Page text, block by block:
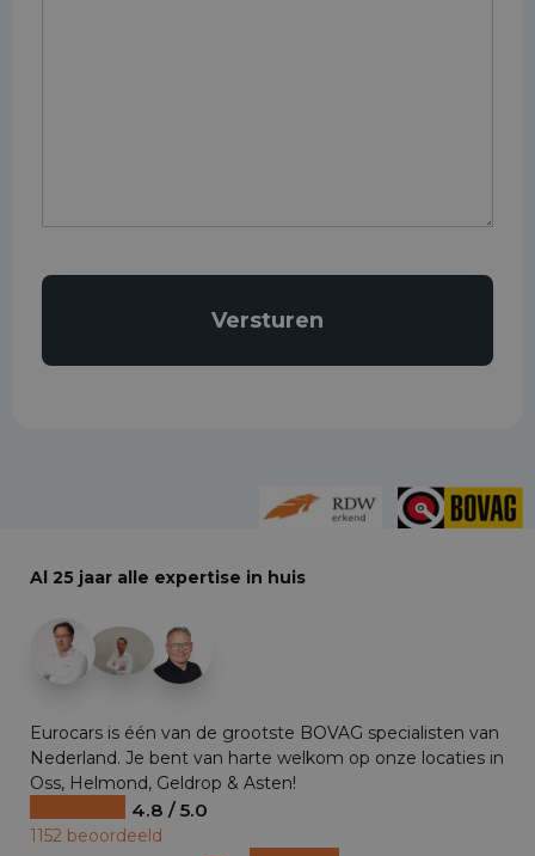
Al 25 jaar alle expertise in huis
Eurocars is één van de grootste BOVAG specialisten van
Nederland. Je bent van harte welkom op onze locaties in
Oss, Helmond, Geldrop & Asten!
4.8 / 5.0
1152 beoordeeld